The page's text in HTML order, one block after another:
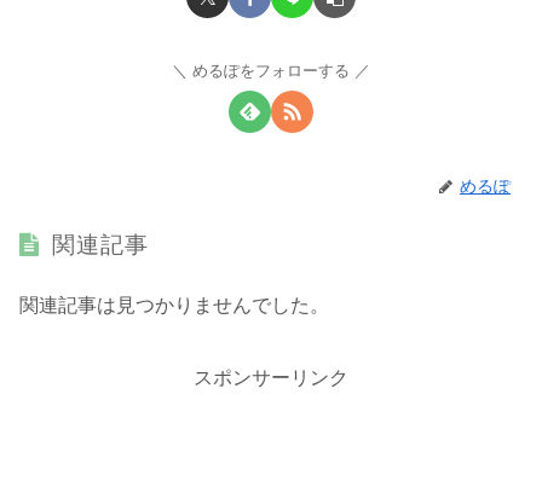
めるぽをフォローする
めるぽ
関連記事
関連記事は見つかりませんでした。
スポンサーリンク